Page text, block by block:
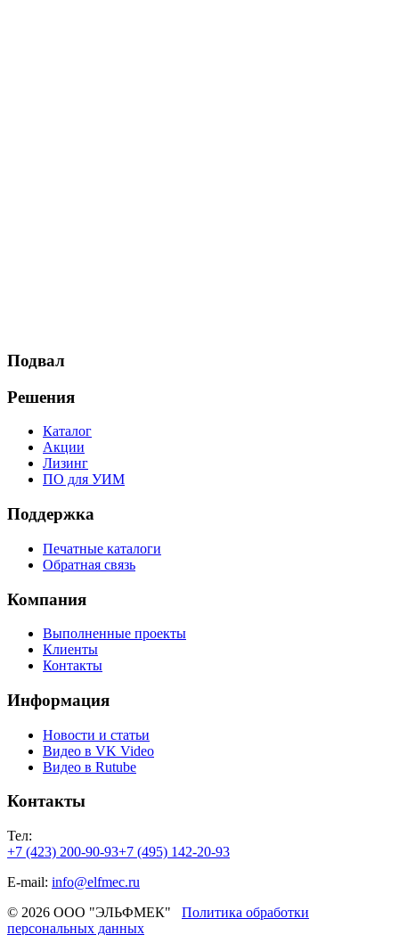
Подвал
Решения
Каталог
Акции
Лизинг
ПО для УИМ
Поддержка
Печатные каталоги
Обратная связь
Компания
Выполненные проекты
Клиенты
Контакты
Информация
Новости и статьи
Видео в VK Video
Видео в Rutube
Контакты
Тел:
+7 (423) 200-90-93+7 (495) 142-20-93
E-mail: info@elfmec.ru
© 2026 ООО "ЭЛЬФМЕК" Политика обработки
персональных данных